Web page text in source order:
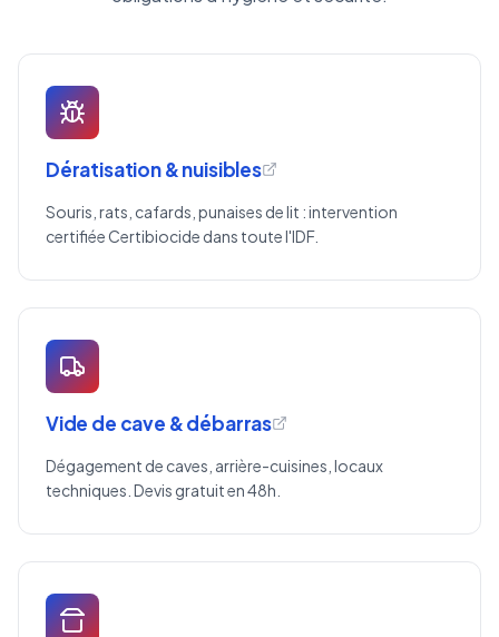
Dératisation & nuisibles
Souris, rats, cafards, punaises de lit : intervention
certifiée Certibiocide dans toute l'IDF.
Vide de cave & débarras
Dégagement de caves, arrière-cuisines, locaux
techniques. Devis gratuit en 48h.